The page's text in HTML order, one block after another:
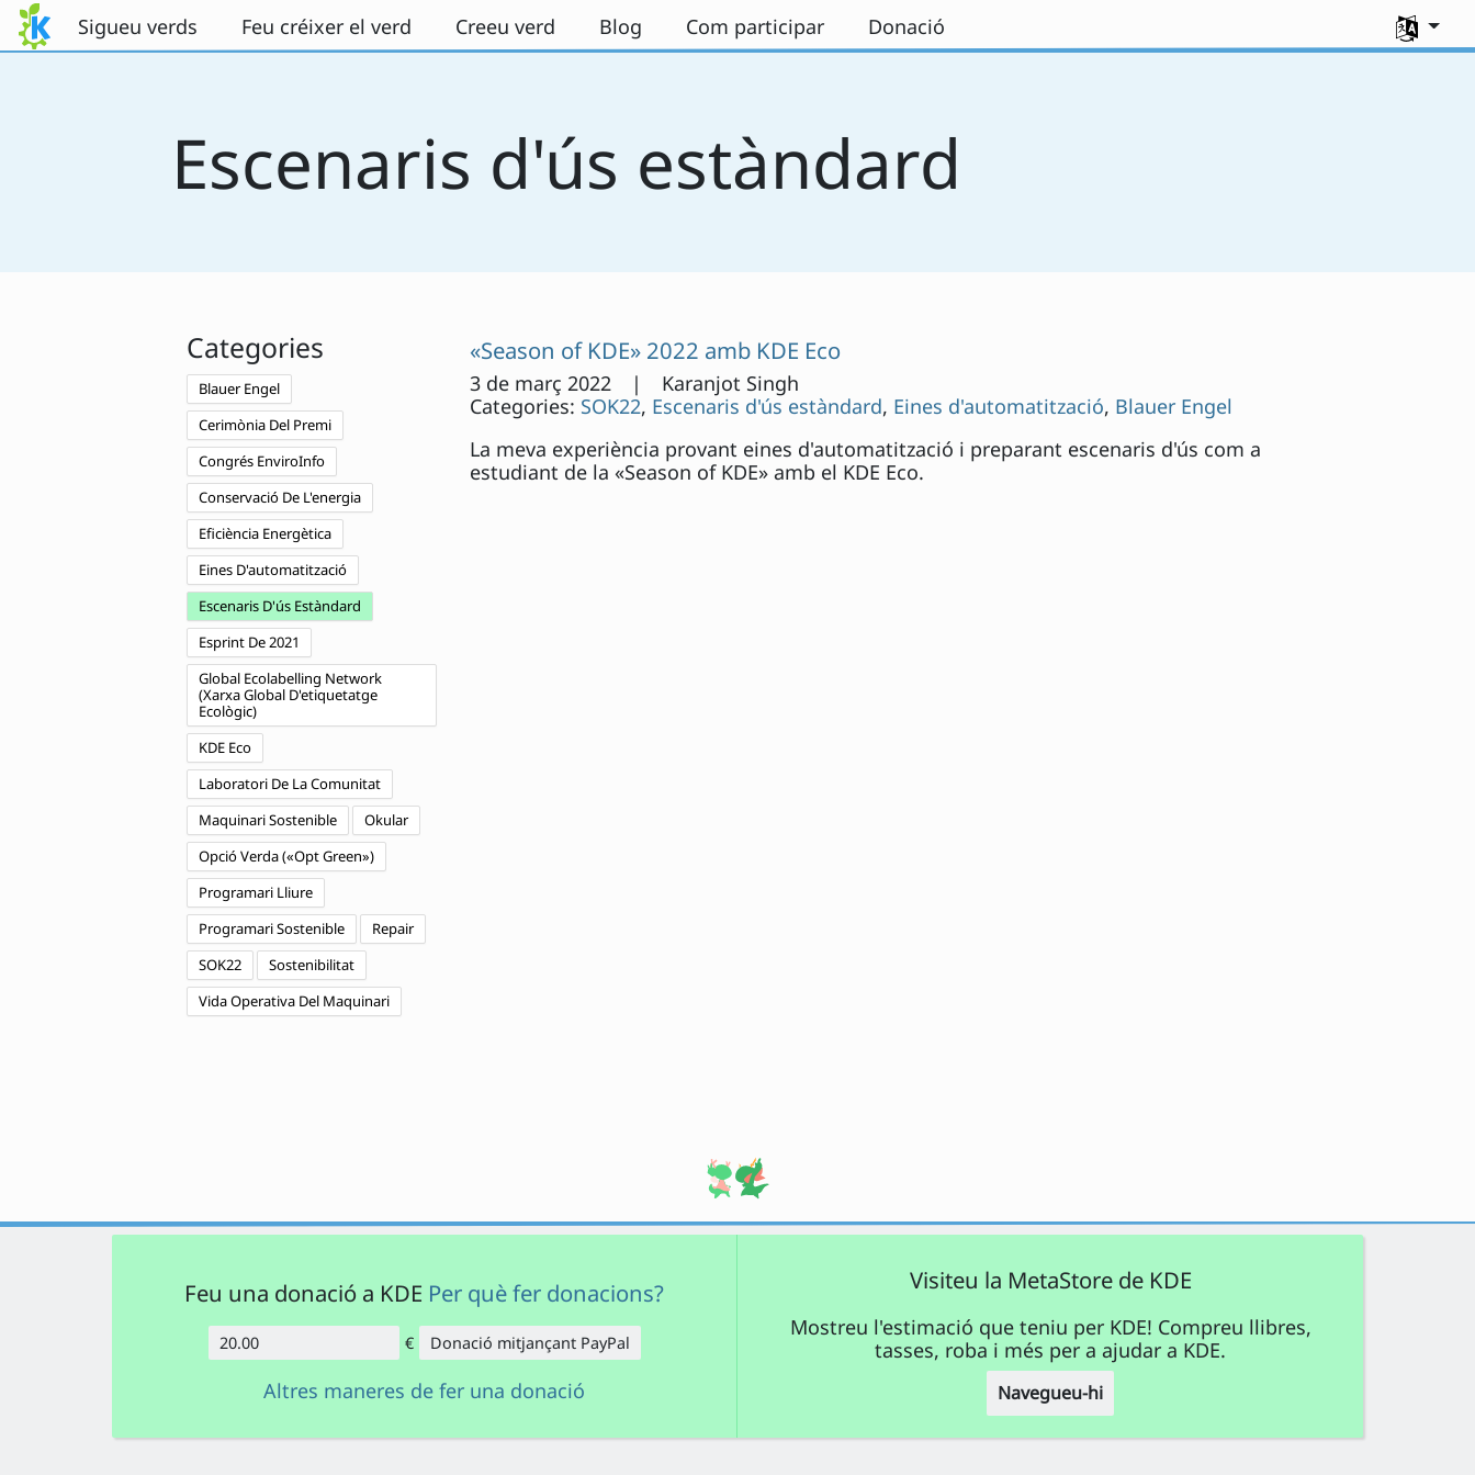
Salta al contingut
Sigueu verds Feu créixer el verd Creeu verd Blog Com participar Donació
Escenaris d'ús estàndard
Categories
Blauer Engel
Cerimònia Del Premi
Congrés EnviroInfo
Conservació De L'energia
Eficiència Energètica
Eines D'automatització
Escenaris D'ús Estàndard
Esprint De 2021
Global Ecolabelling Network
(Xarxa Global D'etiquetatge
Ecològic)
KDE Eco
Laboratori De La Comunitat
Maquinari Sostenible
Okular
Opció Verda («Opt Green»)
Programari Lliure
Programari Sostenible
Repair
SOK22
Sostenibilitat
Vida Operativa Del Maquinari
«Season of KDE» 2022 amb KDE Eco
3 de març 2022 | Karanjot Singh
Categories: SOK22, Escenaris d'ús estàndard, Eines d'automatització, Blauer Engel
La meva experiència provant eines d'automatització i preparant escenaris d'ús com a
estudiant de la «Season of KDE» amb el KDE Eco.
Feu una donació a KDE Per què fer donacions?
Import
€ Donació mitjançant PayPal
Altres maneres de fer una donació
Visiteu la MetaStore de KDE
Mostreu l'estimació que teniu per KDE! Compreu llibres,
tasses, roba i més per a ajudar a KDE.
Navegueu-hi